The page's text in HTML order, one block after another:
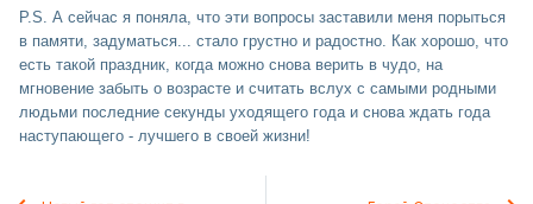
P.S. А сейчас я поняла, что эти вопросы заставили меня порыться
в памяти, задуматься... стало грустно и радостно. Как хорошо, что
есть такой праздник, когда можно снова верить в чудо, на
мгновение забыть о возрасте и считать вслух с самыми родными
людьми последние секунды уходящего года и снова ждать года
наступающего - лучшего в своей жизни!